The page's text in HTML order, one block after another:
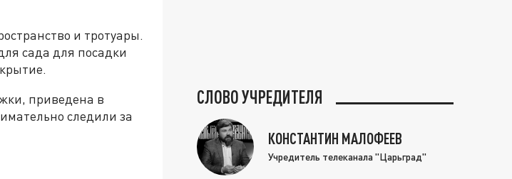
и тротуары.
сада для посадки
приведена в
следили за
СЛОВО УЧРЕДИТЕЛЯ
КОНСТАНТИН МАЛОФЕЕВ
Учредитель телеканала "Царьград"